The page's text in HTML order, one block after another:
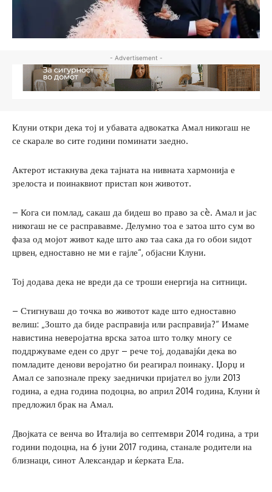
- Advertisement -
Клуни откри дека тој и убавата адвокатка Амал никогаш не
се скарале во сите години поминати заедно.
Актерот истакнува дека тајната на нивната хармонија е
зрелоста и поинаквиот пристап кон животот.
– Кога си помлад, сакаш да бидеш во право за сè. Амал и јас
никогаш не се расправавме. Делумно тоа е затоа што сум во
фаза од мојот живот каде што ако таа сака да го обои ѕидот
црвен, едноставно не ми е гајле“, објасни Клуни.
Тој додава дека не вреди да се троши енергија на ситници.
– Стигнуваш до точка во животот каде што едноставно
велиш: „Зошто да биде расправија или расправија?“ Имаме
навистина неверојатна врска затоа што толку многу се
поддржуваме еден со друг – рече тој, додавајќи дека во
помладите денови веројатно би реагирал поинаку. Џорџ и
Амал се запознале преку заеднички пријател во јули 2013
година, а една година подоцна, во април 2014 година, Клуни ѝ
предложил брак на Амал.
Двојката се венча во Италија во септември 2014 година, а три
години подоцна, на 6 јуни 2017 година, станале родители на
близнаци, синот Александар и ќерката Ела.